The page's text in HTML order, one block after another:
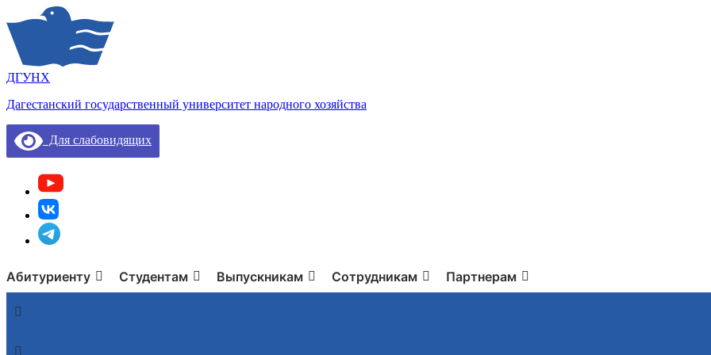
ДГУНХ
Дагестанский государственный университет народного хозяйства
Для слабовидящих
Абитуриенту Студентам Выпускникам Сотрудникам Партнерам